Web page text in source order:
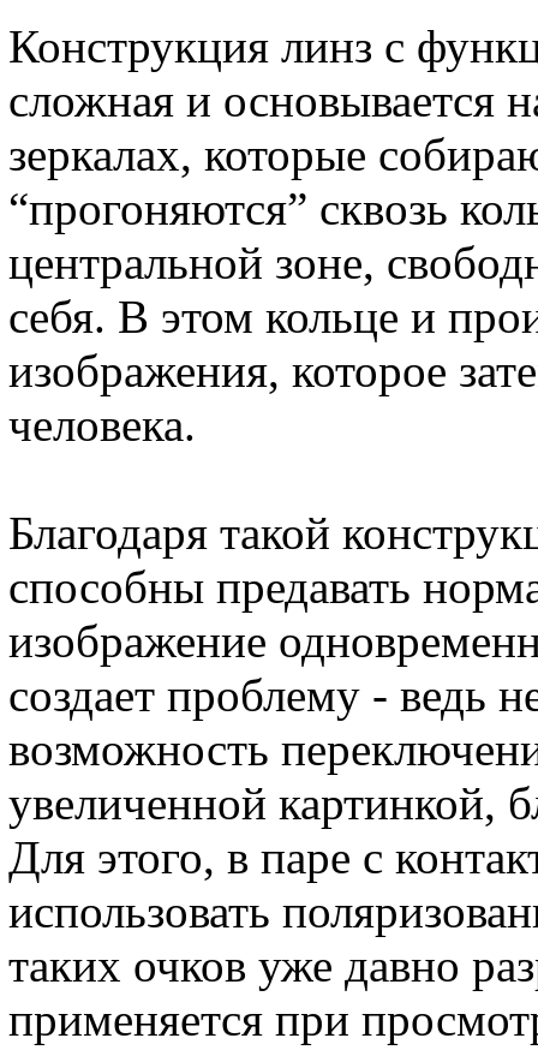
Конструкция линз с
сложная и основывается
зеркалах, которые
“прогоняются” сквозь
центральной зоне,
себя. В этом кольце и
изображения, которое
человека.
Благодаря такой
способны предавать
изображение
создает проблему - ведь
возможность
увеличенной картинкой,
Для этого, в паре с
использовать
таких очков уже давно
применяется при